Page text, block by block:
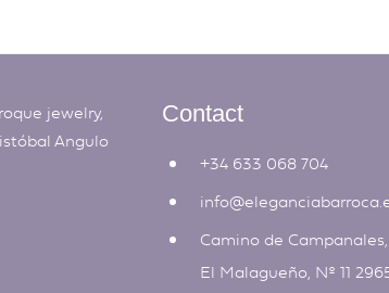
jewelry,
Angulo
Contact
+34 633 068 704
Camino de
El Malagueño, Nº 11